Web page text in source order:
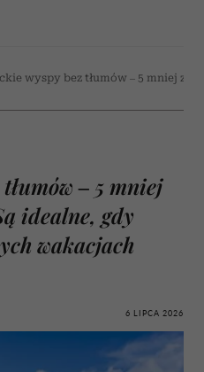
wyspy bez tłumów – 5 mniej
– 5 mniej
idealne, gdy
wakacjach
6 LIPCA 2026